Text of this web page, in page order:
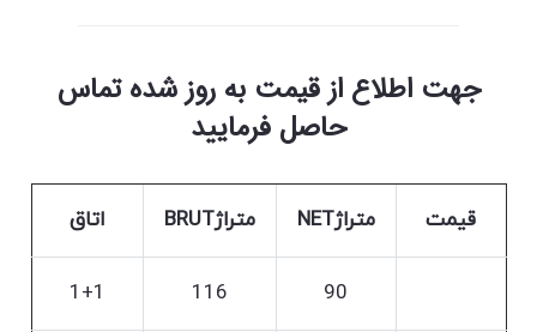
جهت اطلاع از قیمت به روز شده تماس
حاصل فرمایید
قیمت متراژNET متراژBRUT اتاق
90
116
1+1